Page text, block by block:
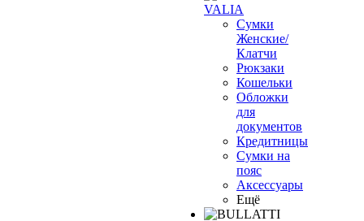
VALIA
Сумки
Женские/
Клатчи
Рюкзаки
Кошельки
Обложки
для
документов
Кредитницы
Сумки на
пояс
Аксессуары
Ещё